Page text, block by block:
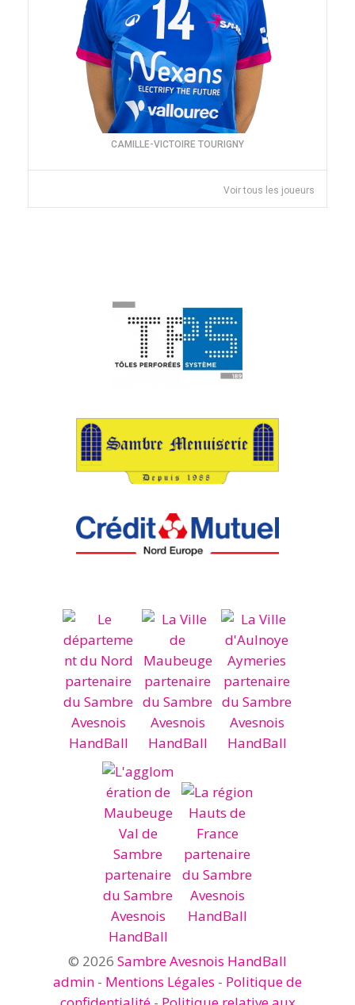
CAMILLE-VICTOIRE TOURIGNY
Voir tous les joueurs
© 2026 Sambre Avesnois HandBall
admin - Mentions Légales - Politique de